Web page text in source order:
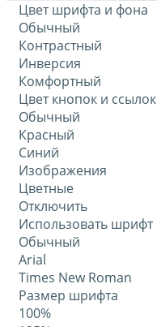
Цвет шрифта и фона
Обычный
Контрастный
Инверсия
Комфортный
Цвет кнопок и ссылок
Обычный
Красный
Синий
Изображения
Цветные
Отключить
Использовать шрифт
Обычный
Arial
Times New Roman
Размер шрифта
100%